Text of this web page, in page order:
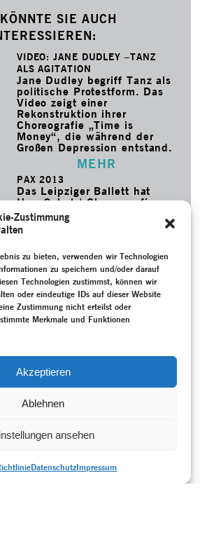
Zustimmung
zu bieten, verwenden wir Technologien
zu speichern und/oder darauf
Technologien zustimmst, können wir
oder eindeutige IDs auf dieser Website
Zustimmung nicht erteilst oder
Merkmale und Funktionen
Akzeptieren
Ablehnen
ansehen
DatenschutzImpressum
SIE AUCH
VIDEO: JANE DUDLEY –TANZ
ALS AGITATION
Jane Dudley begriff Tanz als
politische Protestform. Das
Video zeigt einer
Rekonstruktion ihrer
Choreografie „Time is
Money“, die während der
Großen Depression entstand.
MEHR
PAX 2013
Das Leipziger Ballett hat
Uwe Scholz' Choreografie
„Pax Questuosa – Klagender
Friede“ von 1992 neu
einstudiert. Das Ballett
gesellschaftspolitische
Situation nach Ende des
Kalten Krieges.
MEHR
Republik (1918-1933)